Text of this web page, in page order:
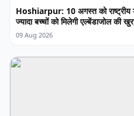
Hoshiarpur: 10 अगस्त को राष्ट्रीय
ज्यादा बच्चों को मिलेगी एल्बेंडाजोल की
09 Aug 2026